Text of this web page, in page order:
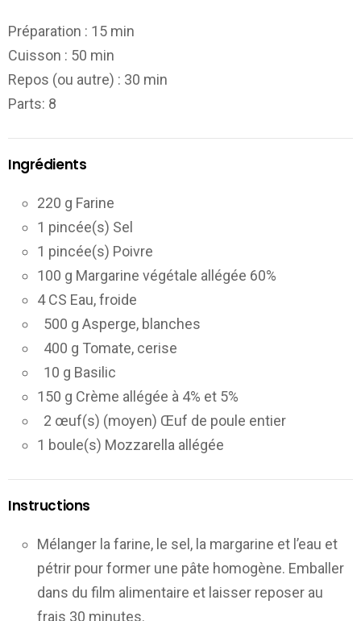
Préparation : 15 min
Cuisson : 50 min
Repos (ou autre) : 30 min
Parts: 8
Ingrédients
220 g Farine
1 pincée(s) Sel
1 pincée(s) Poivre
100 g Margarine végétale allégée 60%
4 CS Eau, froide
500 g Asperge, blanches
400 g Tomate, cerise
10 g Basilic
150 g Crème allégée à 4% et 5%
2 œuf(s) (moyen) Œuf de poule entier
1 boule(s) Mozzarella allégée
Instructions
Mélanger la farine, le sel, la margarine et l’eau et
pétrir pour former une pâte homogène. Emballer
dans du film alimentaire et laisser reposer au
frais 30 minutes.